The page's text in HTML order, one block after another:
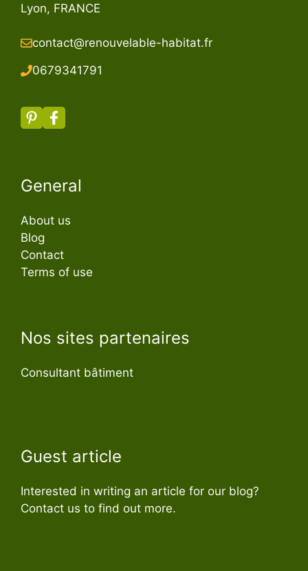
Lyon, FRANCE
contact@renouvelable-habitat.fr
0679341791
General
About us
Blog
Contact
Terms of use
Nos sites partenaires
Consultant bâtiment
Guest article
Interested in writing an article for our blog?
Contact us to find out more.